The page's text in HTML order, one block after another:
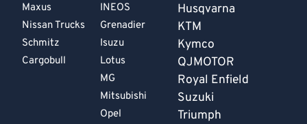
Maxus
Nissan Trucks
Schmitz
Cargobull
INEOS
Grenadier
Isuzu
Lotus
MG
Mitsubishi
Opel
Husqvarna
KTM
Kymco
QJMOTOR
Royal Enfield
Suzuki
Triumph